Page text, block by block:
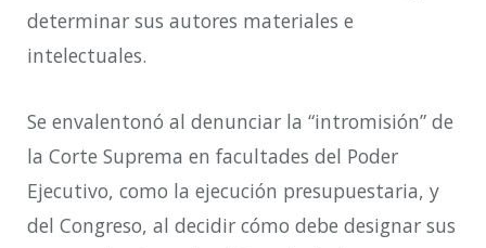
determinar sus autores materiales e
intelectuales.
Se envalentonó al denunciar la “intromisión” de
la Corte Suprema en facultades del Poder
Ejecutivo, como la ejecución presupuestaria, y
del Congreso, al decidir cómo debe designar sus